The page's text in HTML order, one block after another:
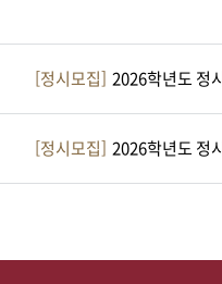
[정시모집] 2026학년도 정
[정시모집] 2026학년도 정